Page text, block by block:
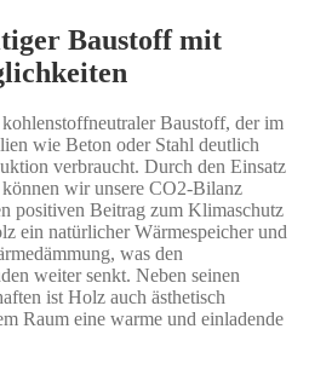
Baustoff mit
Baustoff, der im
wie Beton oder Stahl deutlich
verbraucht. Durch den Einsatz
wir unsere CO2-Bilanz
positiven Beitrag zum Klimaschutz
ein natürlicher Wärmespeicher und
was den
weiter senkt. Neben seinen
ist Holz auch ästhetisch
Raum eine warme und einladende